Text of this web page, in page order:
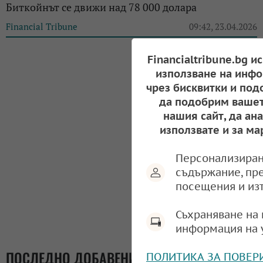
Биткойнът се движи над 78 000 долара
Financial Tribune 09:42, 23.04.2026
ПОСЛЕДНО ДОБАВЕНИ
Financialtribune.bg
използване на
чрез бисквитки и
да подобрим
нашия сайт, да
използвате и за
съдържание,
посещения и
Съхраняване
информация на
ПОЛИТИКА ЗА